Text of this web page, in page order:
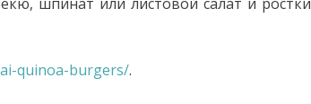
quinoa-burgers/.